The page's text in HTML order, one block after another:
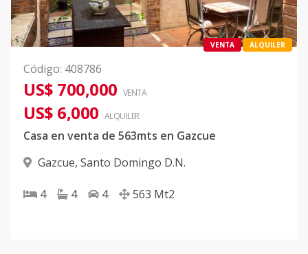
VENTA ALQUILER
Código: 408786
US$ 700,000 VENTA
US$ 6,000 ALQUILER
Casa en venta de 563mts en Gazcue
Gazcue, Santo Domingo D.N.
4 4 4 563 Mt2